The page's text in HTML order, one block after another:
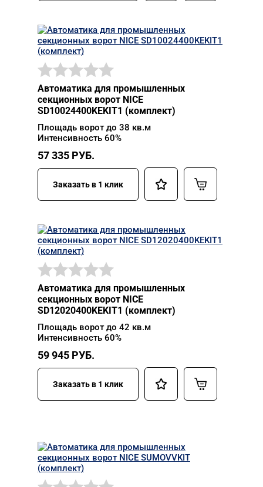
Автоматика для промышленных
секционных ворот NICE
SD10024400KEKIT1 (комплект)
Площадь ворот до 38 кв.м
Интенсивность 60%
57 335 РУБ.
Заказать в 1 клик
Автоматика для промышленных
секционных ворот NICE
SD12020400KEKIT1 (комплект)
Площадь ворот до 42 кв.м
Интенсивность 60%
59 945 РУБ.
Заказать в 1 клик